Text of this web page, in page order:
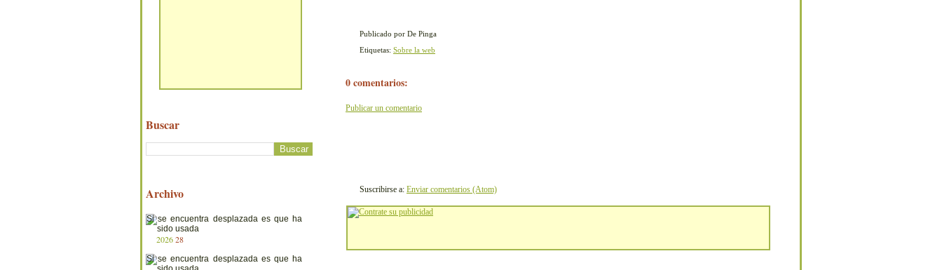
Publicado por De Pinga
Etiquetas: Sobre la web
0 comentarios:
Publicar un comentario
Suscribirse a: Enviar comentarios (Atom)
Buscar
Archivo
202628